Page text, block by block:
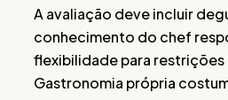
A avaliação deve incluir
conhecimento do chef
flexibilidade para restrições
Gastronomia própria